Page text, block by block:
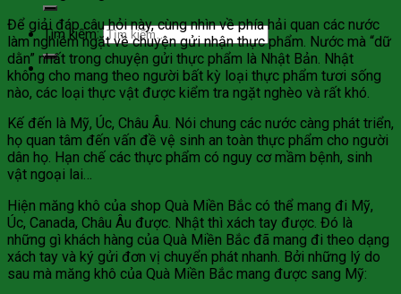
Tìm kiếm:
Để giải đáp câu hỏi này, cùng nhìn về phía hải quan các nước
làm nghiêm ngặt về chuyện gửi nhận thực phẩm. Nước mà “dữ
dằn” nhất trong chuyện gửi thực phẩm là Nhật Bản. Nhật
không cho mang theo người bất kỳ loại thực phẩm tươi sống
nào, các loại thực vật được kiểm tra ngặt nghèo và rất khó.
Kế đến là Mỹ, Úc, Châu Âu. Nói chung các nước càng phát triển,
họ quan tâm đến vấn đề vệ sinh an toàn thực phẩm cho người
dân họ. Hạn chế các thực phẩm có nguy cơ mầm bệnh, sinh
vật ngoại lai…
Hiện măng khô của shop Quà Miền Bắc có thể mang đi Mỹ,
Úc, Canada, Châu Âu được. Nhật thì xách tay được. Đó là
những gì khách hàng của Quà Miền Bắc đã mang đi theo dạng
xách tay và ký gửi đơn vị chuyển phát nhanh. Bởi những lý do
sau mà măng khô của Quà Miền Bắc mang được sang Mỹ: